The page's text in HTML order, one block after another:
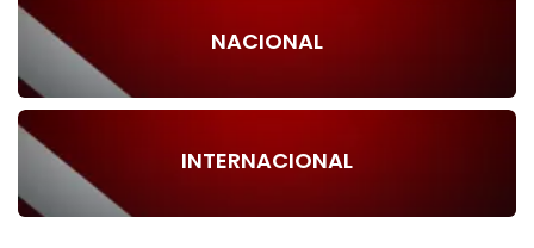
NACIONAL
INTERNACIONAL